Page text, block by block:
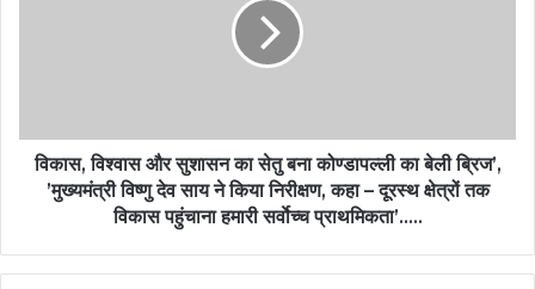
विकास, विश्वास और सुशासन का सेतु बना कोण्डापल्ली का बेली ब्रिज’,
’मुख्यमंत्री विष्णु देव साय ने किया निरीक्षण, कहा – दूरस्थ क्षेत्रों तक
विकास पहुंचाना हमारी सर्वाेच्च प्राथमिकता’…..